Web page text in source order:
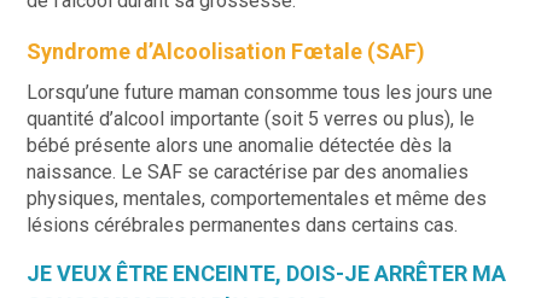
Syndrome d’Alcoolisation Fœtale (SAF)
Lorsqu’une future maman consomme tous les jours une
quantité d’alcool importante (soit 5 verres ou plus), le
bébé présente alors une anomalie détectée dès la
naissance. Le SAF se caractérise par des anomalies
physiques, mentales, comportementales et même des
lésions cérébrales permanentes dans certains cas.
JE VEUX ÊTRE ENCEINTE, DOIS-JE ARRÊTER MA